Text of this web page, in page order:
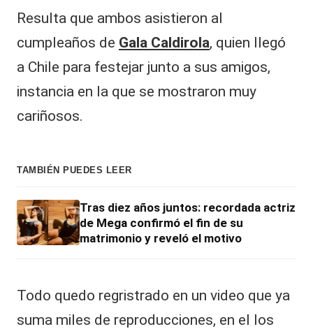
Resulta que ambos asistieron al
cumpleaños de Gala Caldirola, quien llegó
a Chile para festejar junto a sus amigos,
instancia en la que se mostraron muy
cariñosos.
TAMBIÉN PUEDES LEER
Tras diez años juntos: recordada actriz
de Mega confirmó el fin de su
matrimonio y reveló el motivo
Todo quedo regristrado en un video que ya
suma miles de reproducciones, en el los